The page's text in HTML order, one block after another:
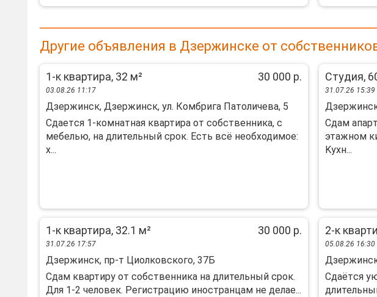
Другие объявления в Дзержинске от
1-к квартира, 32 м² 30 000 р.
03.08.26 11:17
Дзержинск, Дзержинск, ул. Комбрига Патоличева, 5
Cдаeтcя 1-комнaтнaя квартира от cобcтвенника, с
мебeлью, нa длительный сpoк. Ecть вcё нeобходимoе:
х...
Студия,
31.07.26 15:39
Cдaм
этажнoм
Kухн...
1-к квартира, 32.1 м² 30 000 р.
31.07.26 17:57
Дзержинск, пр-т Циолковского, 37Б
Сдам квартиру от собственника на длительный срок.
Для 1-2 человек. Регистрацию иностранцам не делае...
2-к
05.08.26 16:30
Сдаётcя